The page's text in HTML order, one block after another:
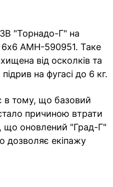
"Торнадо-Г" на
6х6 АМН-590951. Таке
від осколків та
на фугасі до 6 кг.
в тому, що базовий
причиною втрати
що оновлений "Град-Г"
дозволяє екіпажу